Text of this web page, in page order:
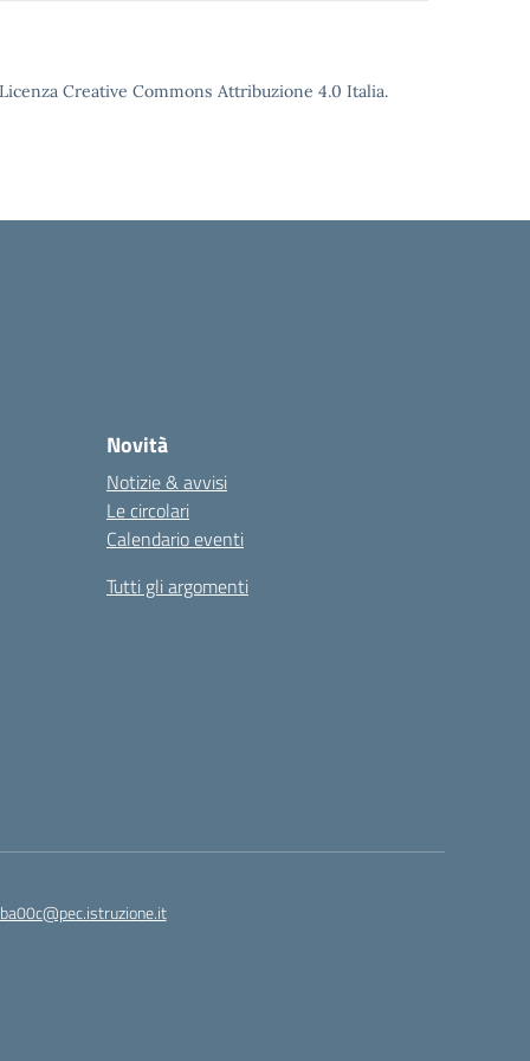
Creative Commons Attribuzione 4.0 Italia.
Novità
Notizie & avvisi
Le circolari
Calendario eventi
Tutti gli argomenti